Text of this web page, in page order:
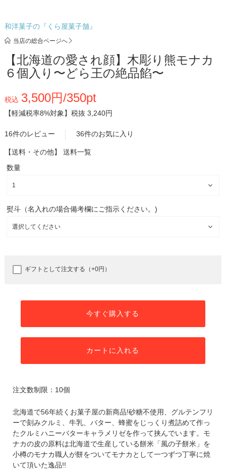
和洋菓子の『くら屋菓子舗』
当店の総合ページへ
【北海道の愛され顔】木彫り熊モナカ
６個入り〜どら王の絶品餡〜
税込 3,500円/350pt
【軽減税率8%対象】 税抜 3,240円
16件のレビュー 36件のお気に入り
【送料・その他】 送料一覧
数量
熨斗（名入れの場合備考欄にご指示ください。)
ギフトとして注文する（+0円）
今すぐ購入する
カートに入れる
注文数制限：10個
北海道で56年続くお菓子屋の新商品!砂糖不使用、グルテンフリ
ーで刻みクルミ、牛乳、バター、蜂蜜をじっくり煮詰めて作っ
たクルミハニーバターキャラメリゼを作って挟んでいます。モ
ナカの皮の原料は北海道で生産している餅米「風の子餅米」を
小樽のモナカ職人が餅をついてモナカとして一つずつ丁寧に焼
いて頂いた逸品!!